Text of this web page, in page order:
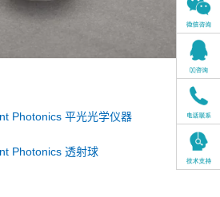
Photonics 平光光学仪器
Photonics 透射球